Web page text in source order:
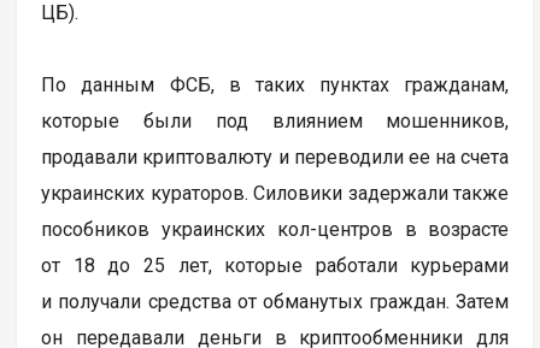
ЦБ).
По данным ФСБ, в таких пунктах гражданам,
которые были под влиянием мошенников,
продавали криптовалюту и переводили ее на счета
украинских кураторов. Силовики задержали также
пособников украинских кол-центров в возрасте
от 18 до 25 лет, которые работали курьерами
и получали средства от обманутых граждан. Затем
он передавали деньги в криптообменники для